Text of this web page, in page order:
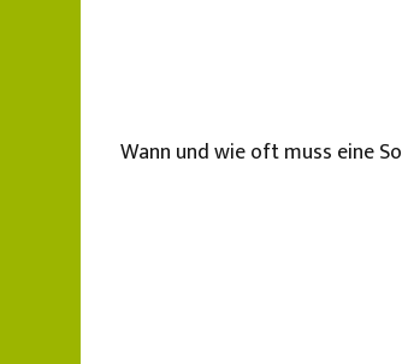
Wann und wie oft muss eine